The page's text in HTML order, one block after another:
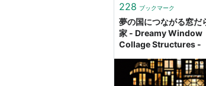
228 ブックマーク
夢の国につながる窓だ
家 - Dreamy Window
Collage Structures -